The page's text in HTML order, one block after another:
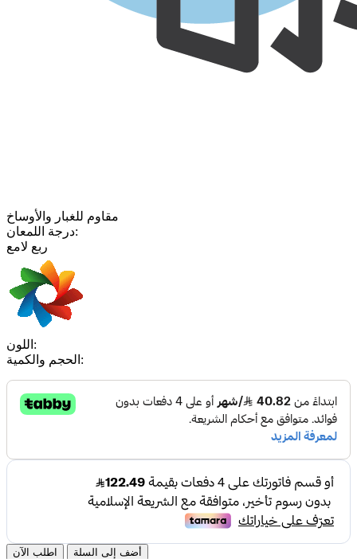
مقاوم للغبار والأوساخ
درجة اللمعان:
ربع لامع
اللون:
الحجم والكمية:
اطلب الآن أضف إلى السلة